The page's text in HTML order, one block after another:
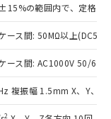
の範囲内で、定格電
ース間: 50MΩ以上
ース間: AC1000V 50/
複振幅 1.5mm X、Y、Z
2
中には、
品もある
結果は、
社内デー
あり、閲
および標
。
合などや
以下、 カド
。
国RoHSの
す。
る商品
）を輸出
は、日本
務取引許